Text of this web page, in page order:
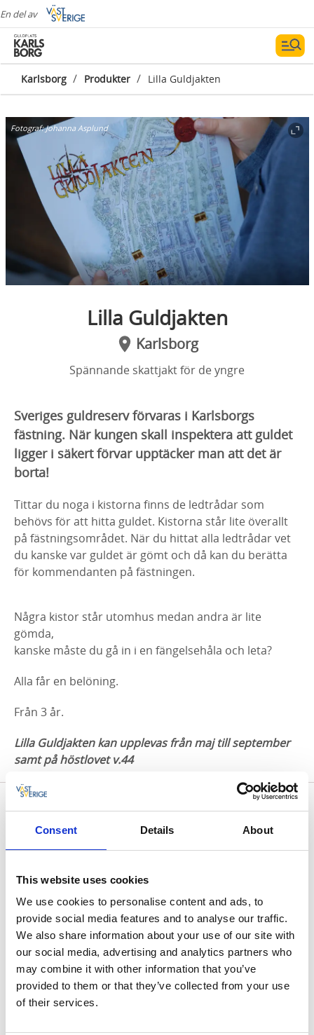
Consent Details About
This website uses cookies
We use cookies to personalise content and ads, to
provide social media features and to analyse our traffic.
We also share information about your use of our site with
our social media, advertising and analytics partners who
may combine it with other information that you’ve
provided to them or that they’ve collected from your use
of their services.
En del av
Karlsborg / Produkter / Lilla Guldjakten
Fotograf:Johanna Asplund
Lilla Guldjakten
Karlsborg
Spännande skattjakt för de yngre
Sveriges guldreserv förvaras i Karlsborgs
fästning. När kungen skall inspektera att guldet
ligger i säkert förvar upptäcker man att det är
borta!
Tittar du noga i kistorna finns de ledtrådar som
behövs för att hitta guldet. Kistorna står lite överallt
på fästningsområdet. När du hittat alla ledtrådar vet
du kanske var guldet är gömt och då kan du berätta
för kommendanten på fästningen.
Några kistor står utomhus medan andra är lite
gömda,
kanske måste du gå in i en fängelsehåla och leta?
Alla får en belöning.
Från 3 år.
Lilla Guldjakten kan upplevas från maj till september
samt på höstlovet v.44
Pris:
95 SEK
Vänligen kontrollera öppettiderna hos våra
utlämningsställen innan du beställer,
så att du säkert får tag på din förbeställda karta.
Eller köp karta här:
Visit Karlsborg
1)